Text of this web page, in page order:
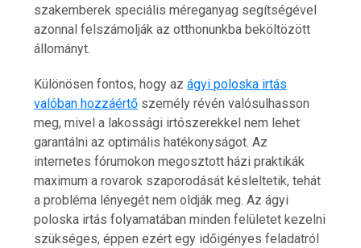
szakemberek speciális méreganyag segítségével
azonnal felszámolják az otthonunkba beköltözött
állományt.
Különösen fontos, hogy azágyi poloska irtás
valóban hozzáértő személy révén valósulhasson
meg, mivel a lakossági irtószerekkel nem lehet
garantálni az optimális hatékonyságot. Az
internetes fórumokon megosztott házi praktikák
maximum a rovarok szaporodását késleltetik, tehát
a probléma lényegét nem oldják meg. Az ágyi
poloska irtás folyamatában minden felületet kezelni
szükséges, éppen ezért egy időigényes feladatról